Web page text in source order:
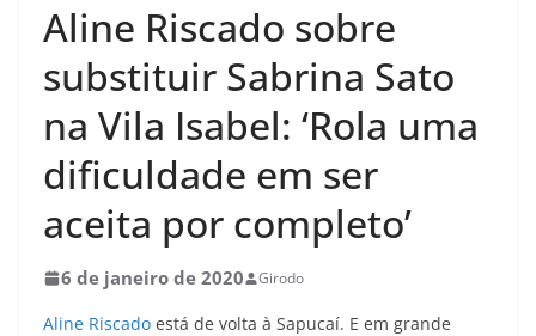
Aline Riscado sobre
substituir Sabrina Sato
na Vila Isabel: ‘Rola uma
dificuldade em ser
aceita por completo’
6 de janeiro de 2020 Girodo
Aline Riscado está de volta à Sapucaí. E em grande